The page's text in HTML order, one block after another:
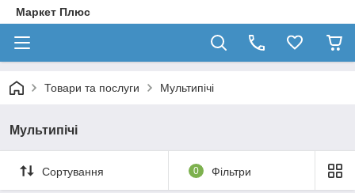
Маркет Плюс
Товари та послуги Мультипічі
Мультипічі
Сортування 0 Фільтри